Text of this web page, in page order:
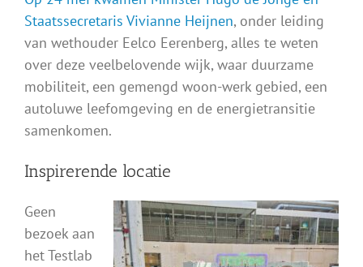
Staatssecretaris Vivianne Heijnen, onder leiding
van wethouder Eelco Eerenberg, alles te weten
over deze veelbelovende wijk, waar duurzame
mobiliteit, een gemengd woon-werk gebied, een
autoluwe leefomgeving en de energietransitie
samenkomen.
Inspirerende locatie
Geen
bezoek aan
het Testlab